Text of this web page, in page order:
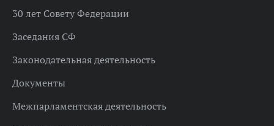
30 лет Совету Федерации
Заседания СФ
Законодательная деятельность
Документы
Межпарламентская деятельность